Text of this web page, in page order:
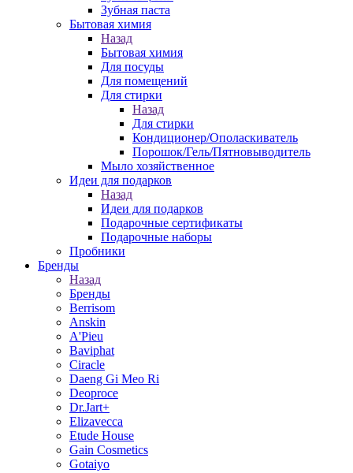
Зубная паста
Бытовая химия
Назад
Бытовая химия
Для посуды
Для помещений
Для стирки
Назад
Для стирки
Кондиционер/Ополаскиватель
Порошок/Гель/Пятновыводитель
Мыло хозяйственное
Идеи для подарков
Назад
Идеи для подарков
Подарочные сертификаты
Подарочные наборы
Пробники
Бренды
Назад
Бренды
Berrisom
Anskin
A'Pieu
Baviphat
Ciracle
Daeng Gi Meo Ri
Deoproce
Dr.Jart+
Elizavecca
Etude House
Gain Cosmetics
Gotaiyo